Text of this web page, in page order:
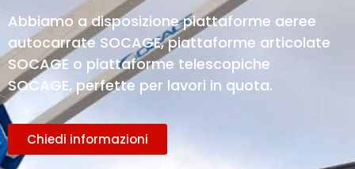
Abbiamo a disposizione piattaforme aeree
autocarrate SOCAGE, piattaforme articolate
SOCAGE o piattaforme telescopiche
SOCAGE, perfette per lavori in quota.
Chiedi informazioni